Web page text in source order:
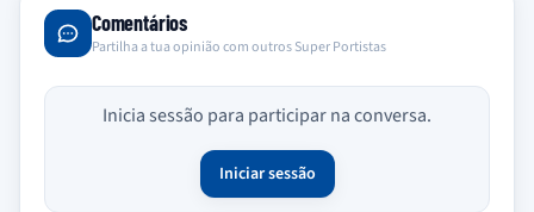
Comentários
Partilha a tua opinião com outros Super Portistas
Inicia sessão para participar na conversa.
Iniciar sessão